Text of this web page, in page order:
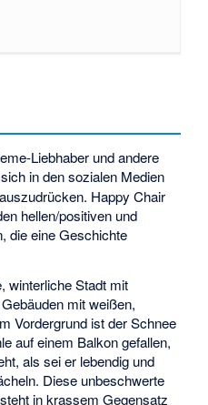
Liebhaber und andere
in den sozialen Medien
Happy Chair
hellen/positiven und
die eine Geschichte
winterliche Stadt mit
mit weißen,
Vordergrund ist der Schnee
auf einem Balkon gefallen,
als sei er lebendig und
Diese unbeschwerte
in krassem Gegensatz